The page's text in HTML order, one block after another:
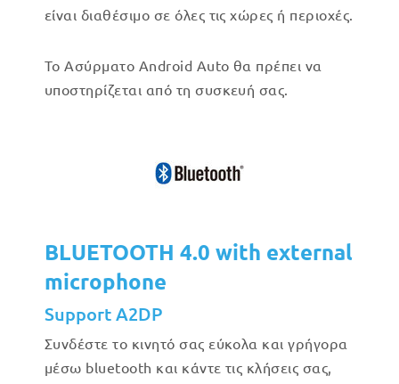
είναι διαθέσιμο σε όλες τις χώρες ή περιοχές.
Το Ασύρματο Android Auto θα πρέπει να
υποστηρίζεται από τη συσκευή σας.
BLUETOOTH 4.0 with external
microphone
Support A2DP
Συνδέστε το κινητό σας εύκολα και γρήγορα
μέσω bluetooth και κάντε τις κλήσεις σας,